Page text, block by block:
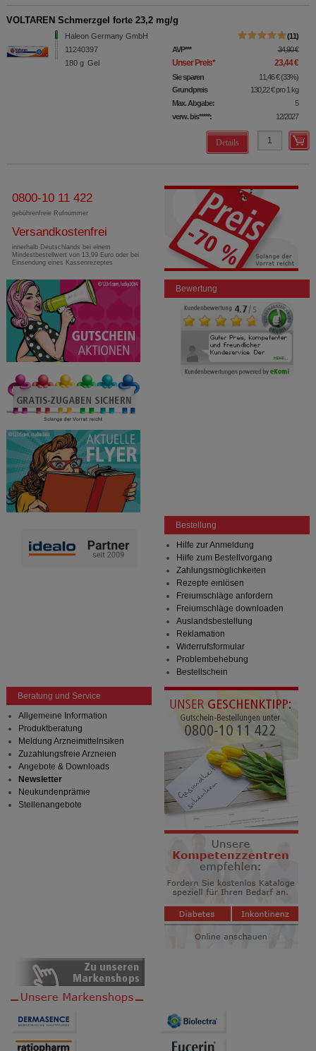
VOLTAREN Schmerzgel forte 23,2 mg/g
Haleon Germany GmbH
11240397
180 g Gel
11
AVP*** 34,90 €
Unser Preis* 23,44 €
Sie sparen 11,46 € (33%)
Grundpreis
130,22 €pro 1 kg
Max. Abgabe:
5
verw. bis*****:
12/2027
Details
0800-10 11 422
gebührenfreie Rufnummer
Versandkostenfrei
innerhalb Deutschlands bei einem
Mindestbestellwert von 13,99 Euro oder bei
Einsendung eines Kassenrezeptes
Bewertung
Bestellung
Hilfe zur Anmeldung
Hilfe zum Bestellvorgang
Zahlungsmöglichkeiten
Rezepte einlösen
Freiumschläge anfordern
Freiumschläge downloaden
Auslandsbestellung
Reklamation
Widerrufsformular
Problembehebung
Bestellschein
Beratung und Service
Allgemeine Information
Produktberatung
Meldung Arzneimittelrisiken
Zuzahlungsfreie Arzneien
Angebote & Downloads
Newsletter
Neukundenprämie
Stellenangebote